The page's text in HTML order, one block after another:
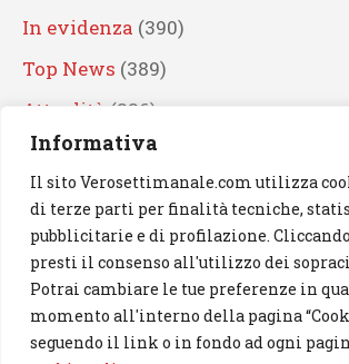
Informativa
Il sito Verosettimanale.com utilizza
di terze parti per finalità tecniche,
pubblicitarie e di profilazione. Cliccando
presti il consenso all'utilizzo dei
Potrai cambiare le tue preferenze in
momento all'interno della pagina
seguendo il link o in fondo ad ogni
In evidenza (390)
Top News (389)
Attualità (336)
Eventi(330)
Artisti (241)
News(239)
Cerca